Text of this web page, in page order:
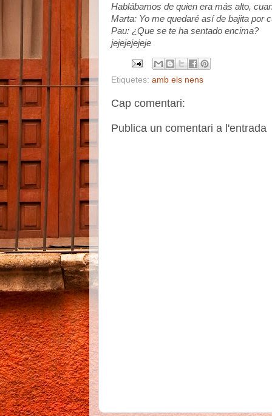
Hablábamos de quien era más alto,
Marta: Yo me quedaré así de bajita por
Pau: ¿Que se te ha sentado encima?
jejejejejeje
Etiquetes: amb els nens
Cap comentari:
Publica un comentari a l'entrada